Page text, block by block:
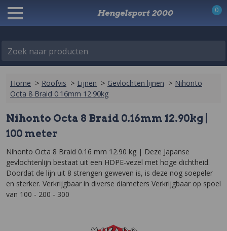
Zoek naar producten
Hengelsport 2000 0
Home > Roofvis > Lijnen > Gevlochten lijnen > Nihonto
Octa 8 Braid 0.16mm 12.90kg
Nihonto Octa 8 Braid 0.16mm 12.90kg |
100 meter
Nihonto Octa 8 Braid 0.16 mm 12.90 kg | Deze Japanse
gevlochtenlijn bestaat uit een HDPE-vezel met hoge dichtheid.
Doordat de lijn uit 8 strengen geweven is, is deze nog soepeler
en sterker. Verkrijgbaar in diverse diameters Verkrijgbaar op spoel
van 100 - 200 - 300